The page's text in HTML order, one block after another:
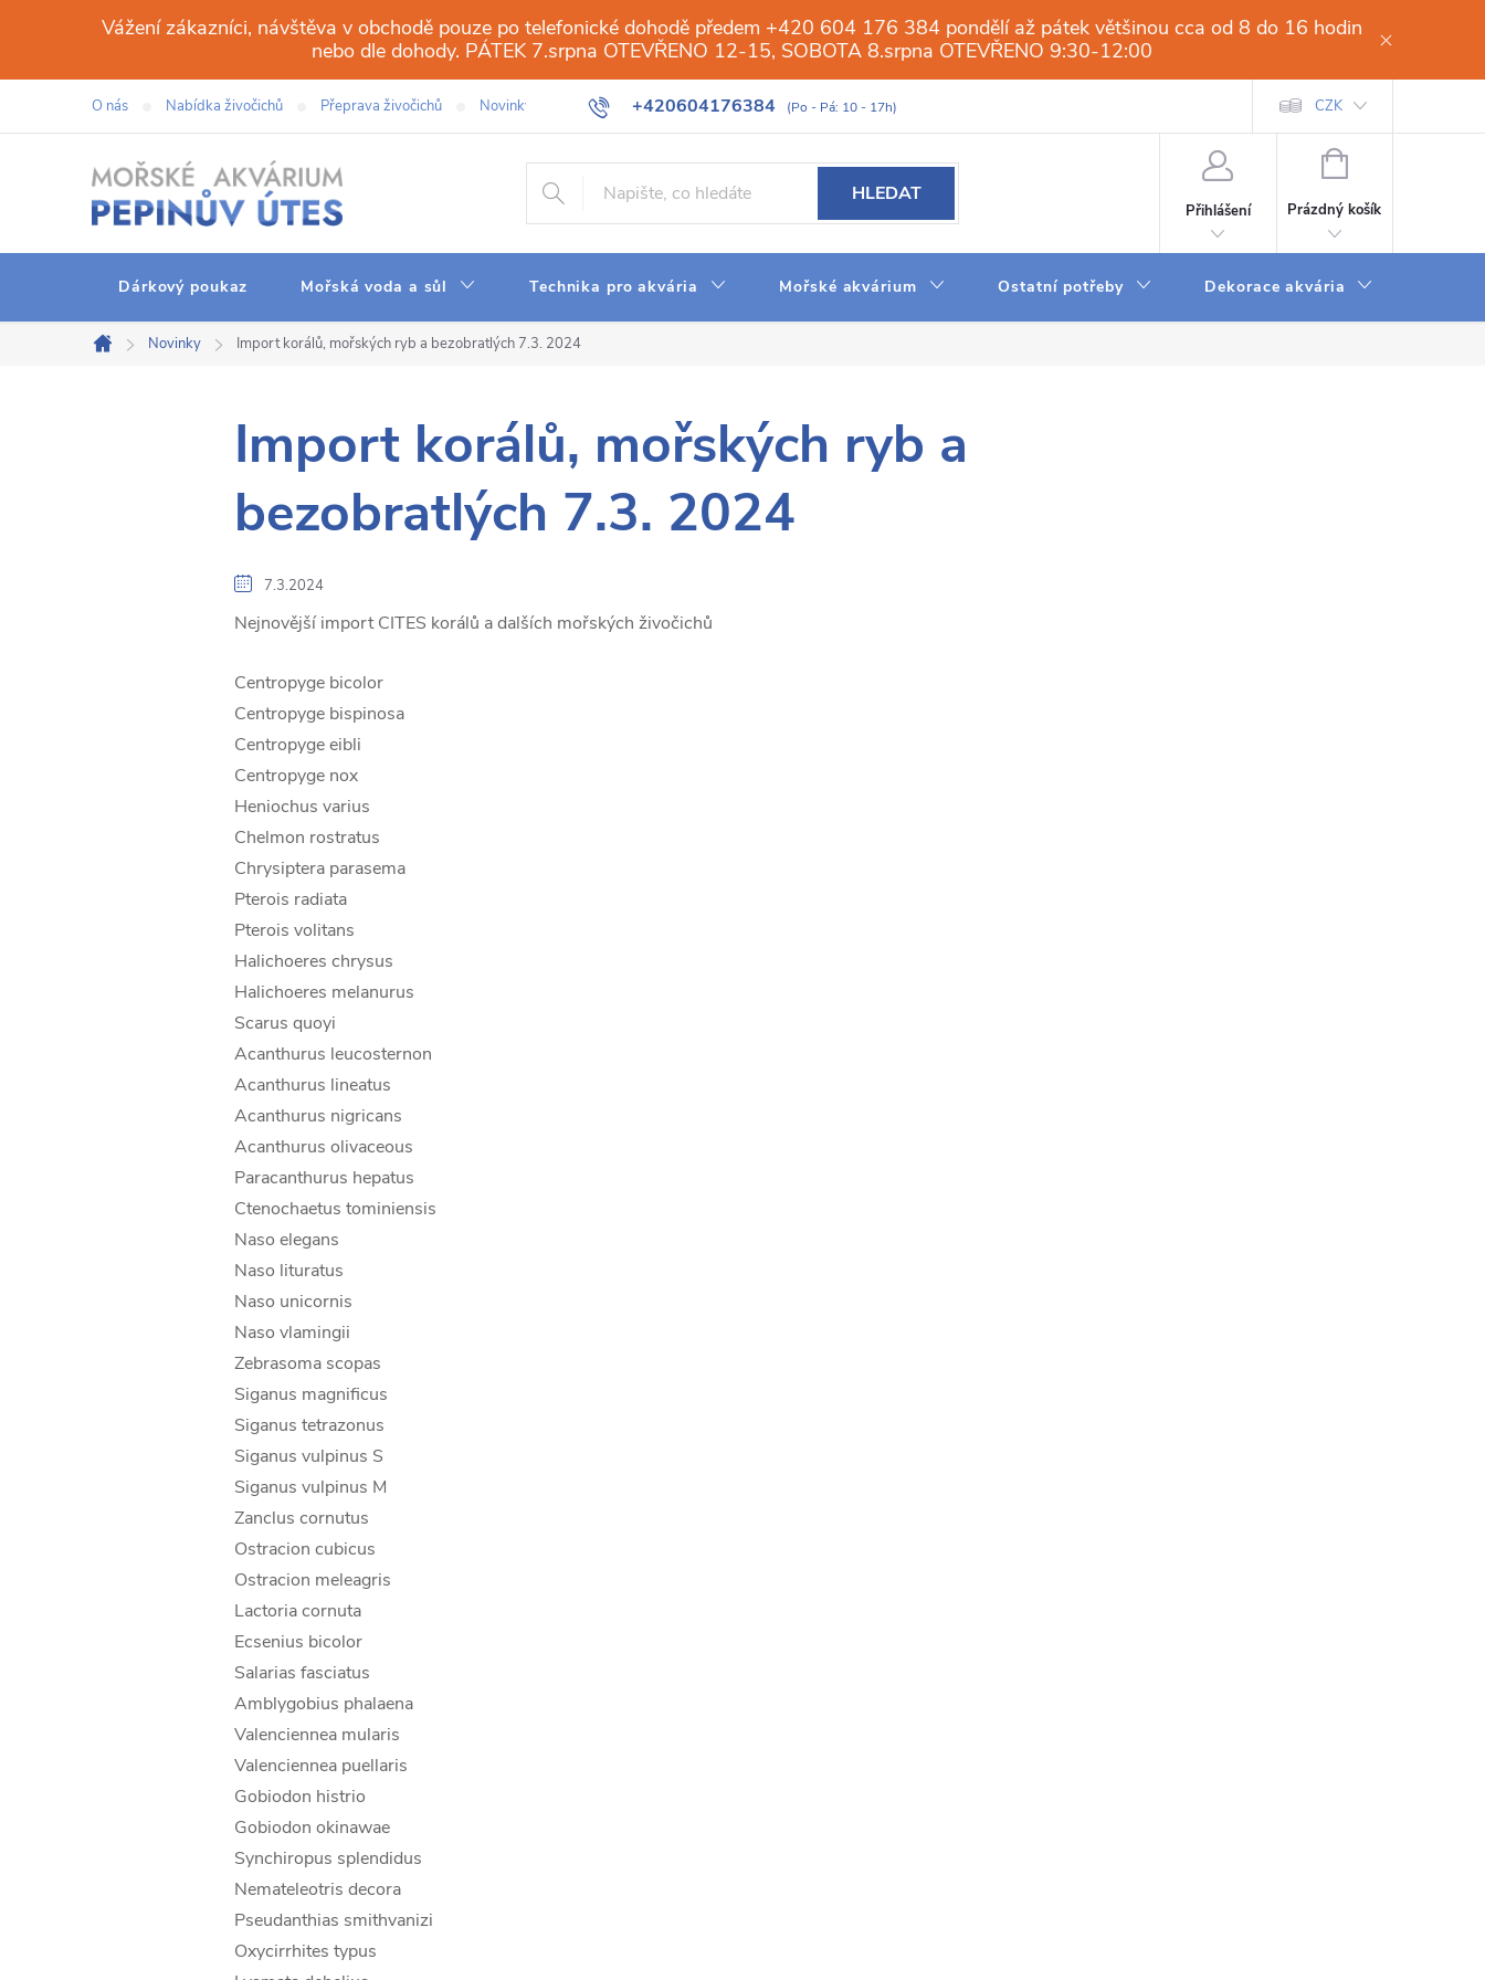
obsah
Vážení zákazníci, návštěva v obchodě pouze po telefonické dohodě předem +420 604 176 384 pondělí až pátek většinou cca od 8 do 16 hodin
nebo dle dohody. PÁTEK 7.srpna OTEVŘENO 12-15, SOBOTA 8.srpna OTEVŘENO 9:30-12:00
+420604176384
O nás Nabídka živočichů Přeprava živočichů Novinky Galerie Obchod Web Slovník pojmů Obchodní podmínky Dodací a platební
CZK
HLEDAT
Přihlášení
NÁKUPNÍ
Prázdný košík
Dárkový poukaz Mořská voda a sůl Technika pro akvária Mořské akvárium Ostatní potřeby Dekorace akvária
Domů
Novinky Import korálů, mořských ryb a bezobratlých 7.3. 2024
Import korálů, mořských ryb a
bezobratlých 7.3. 2024
7.3.2024
Nejnovější import CITES korálů a dalších mořských živočichů
Centropyge bicolor
Centropyge bispinosa
Centropyge eibli
Centropyge nox
Heniochus varius
Chelmon rostratus
Chrysiptera parasema
Pterois radiata
Pterois volitans
Halichoeres chrysus
Halichoeres melanurus
Scarus quoyi
Acanthurus leucosternon
Acanthurus lineatus
Acanthurus nigricans
Acanthurus olivaceous
Paracanthurus hepatus
Ctenochaetus tominiensis
Naso elegans
Naso lituratus
Naso unicornis
Naso vlamingii
Zebrasoma scopas
Siganus magnificus
Siganus tetrazonus
Siganus vulpinus S
Siganus vulpinus M
Zanclus cornutus
Ostracion cubicus
Ostracion meleagris
Lactoria cornuta
Ecsenius bicolor
Salarias fasciatus
Amblygobius phalaena
Valenciennea mularis
Valenciennea puellaris
Gobiodon histrio
Gobiodon okinawae
Synchiropus splendidus
Nemateleotris decora
Pseudanthias smithvanizi
Oxycirrhites typus